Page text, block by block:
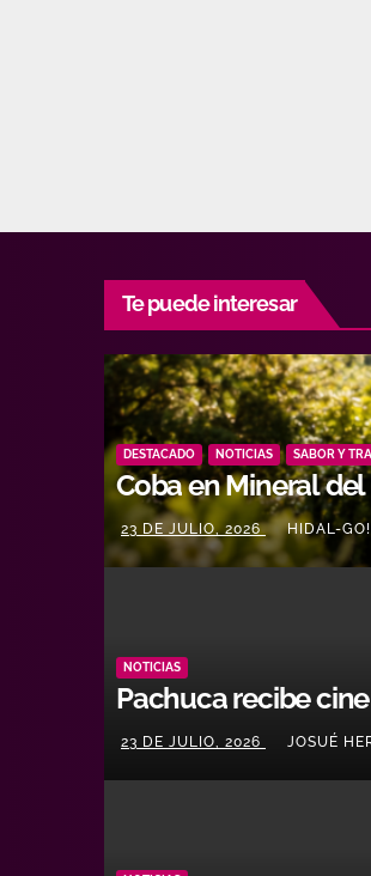
Te puede interesar
DESTACADO NOTICIAS SABOR Y
Coba en Mineral
23 DE JULIO, 2026 HIDAL-GO!
NOTICIAS
Pachuca recibe
23 DE JULIO, 2026 JOSUÉ